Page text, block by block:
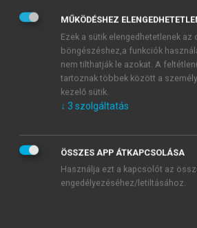
értelmezésével ő maga is
1879-es cikkének vonatkozó része
MŰKÖDÉSHEZ
Ezek a sütik elengedhetetlenek az
böngészéshez,a funkciók
nem tilthatják le azokat. A
tartoznak többek között a
kezelő sütik.
↓ 3 szolgáltatás
ÖSSZES APP ÁTKAPCSOLÁSA
Használja ezt a kapcsolót az
engedélyezéséhez/letiltásához.